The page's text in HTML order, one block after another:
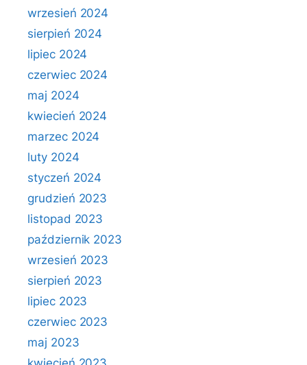
wrzesień 2024
sierpień 2024
lipiec 2024
czerwiec 2024
maj 2024
kwiecień 2024
marzec 2024
luty 2024
styczeń 2024
grudzień 2023
listopad 2023
październik 2023
wrzesień 2023
sierpień 2023
lipiec 2023
czerwiec 2023
maj 2023